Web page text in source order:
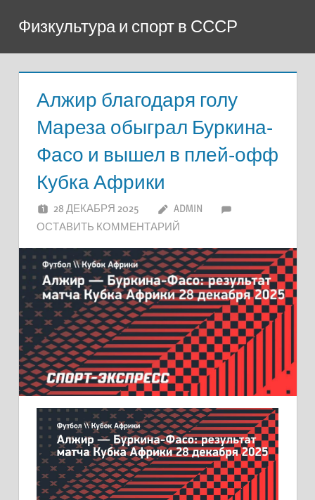
содержимому
Физкультура и спорт в СССР
Алжир благодаря голу
Мареза обыграл Буркина-
Фасо и вышел в плей-офф
Кубка Африки
28 ДЕКАБРЯ 2025
ADMIN
ОСТАВИТЬ КОММЕНТАРИЙ